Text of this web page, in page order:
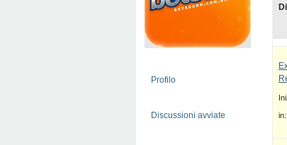
Profilo
Discussioni avviate in: